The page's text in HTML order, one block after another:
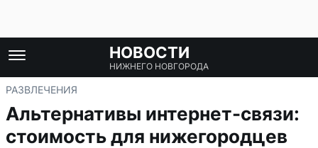
НОВОСТИ
НИЖНЕГО НОВГОРОДА
РАЗВЛЕЧЕНИЯ
Альтернативы интернет-связи:
стоимость для нижегородцев